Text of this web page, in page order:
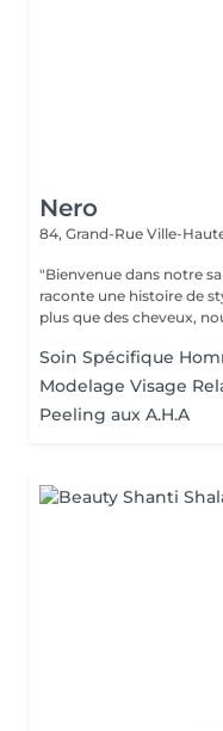
Nero
84, Grand-Rue Ville-
"Bienvenue dans notre
raconte une histoire de
plus que des cheveux,
Soin Spécifique
Modelage Visage
Peeling aux A.H.A